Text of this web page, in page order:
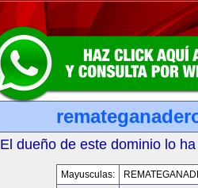
El dueño de este dominio lo
Mayusculas: